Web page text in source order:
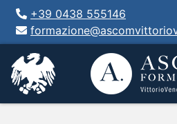
+39 0438 555146